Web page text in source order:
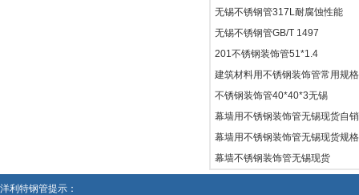
无锡不锈钢管317L耐腐蚀性能
无锡不锈钢管GB/T 1497
201不锈钢装饰管51*1.4
建筑材料用不锈钢装饰管常用规格
不锈钢装饰管40*40*3无锡
幕墙用不锈钢装饰管无锡现货自销
幕墙用不锈钢装饰管无锡现货规格
幕墙不锈钢装饰管无锡现货
洋利特钢管提示：